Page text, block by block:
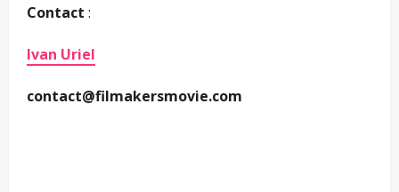
Contact :
Ivan Uriel
contact@filmakersmovie.com